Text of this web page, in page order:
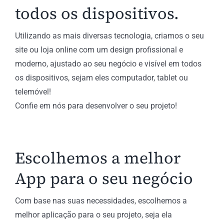
todos os dispositivos.
Utilizando as mais diversas tecnologia, criamos o seu
site ou loja online com um design profissional e
moderno, ajustado ao seu negócio e visível em todos
os dispositivos, sejam eles computador, tablet ou
telemóvel!
Confie em nós para desenvolver o seu projeto!
Escolhemos a melhor
App para o seu negócio
Com base nas suas necessidades, escolhemos a
melhor aplicação para o seu projeto, seja ela